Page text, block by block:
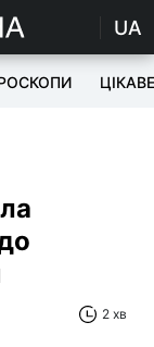
UA
ЦІКАВЕ
2 хв